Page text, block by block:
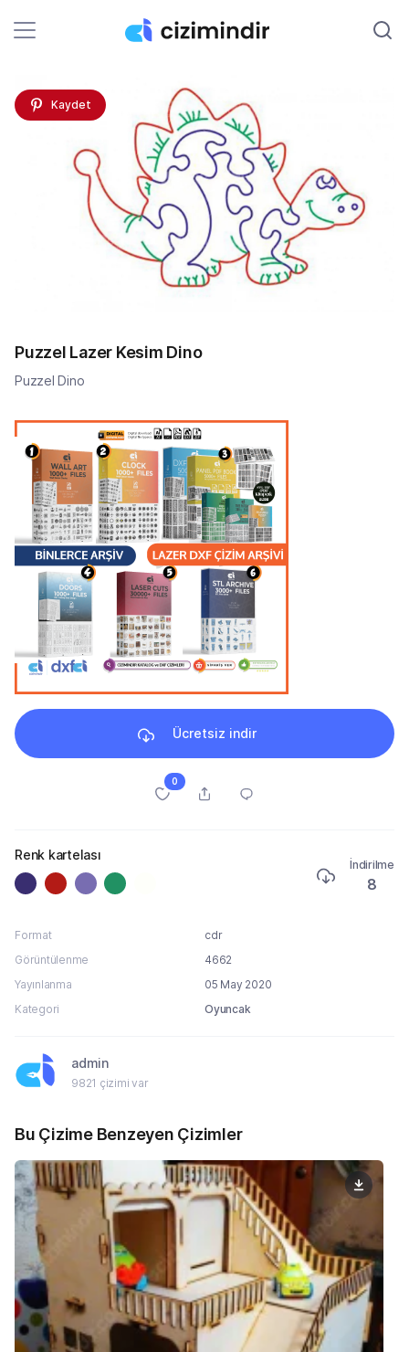
Kaydet
Puzzel Lazer Kesim Dino
Puzzel Dino
Ücretsiz indir
0
Renk kartelası
İndirilme
8
Format
cdr
Görüntülenme
4662
Yayınlanma
05 May 2020
Kategori
Oyuncak
admin
9821 çizimi var
Bu Çizime Benzeyen Çizimler